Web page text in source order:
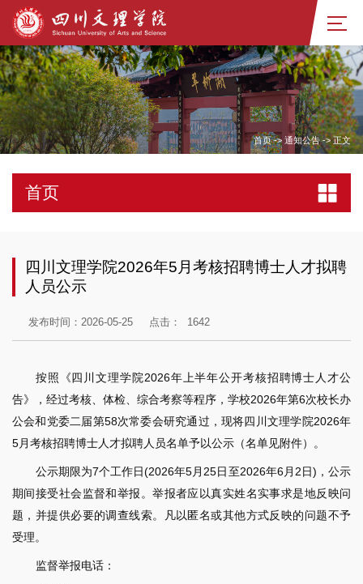
首页-> 通知公告->正文
首页
四川文理学院2026年5月考核招聘博士人才拟聘
人员公示
发布时间：2026-05-25 点击： 1642
按照《四川文理学院2026年上半年公开考核招聘博士人才公
告》，经过考核、体检、综合考察等程序，学校2026年第6次校长办
公会和党委二届第58次常委会研究通过，现将四川文理学院2026年
5月考核招聘博士人才拟聘人员名单予以公示（名单见附件）。
公示期限为7个工作日(2026年5月25日至2026年6月2日)，公示
期间接受社会监督和举报。举报者应以真实姓名实事求是地反映问
题，并提供必要的调查线索。凡以匿名或其他方式反映的问题不予
受理。
监督举报电话：